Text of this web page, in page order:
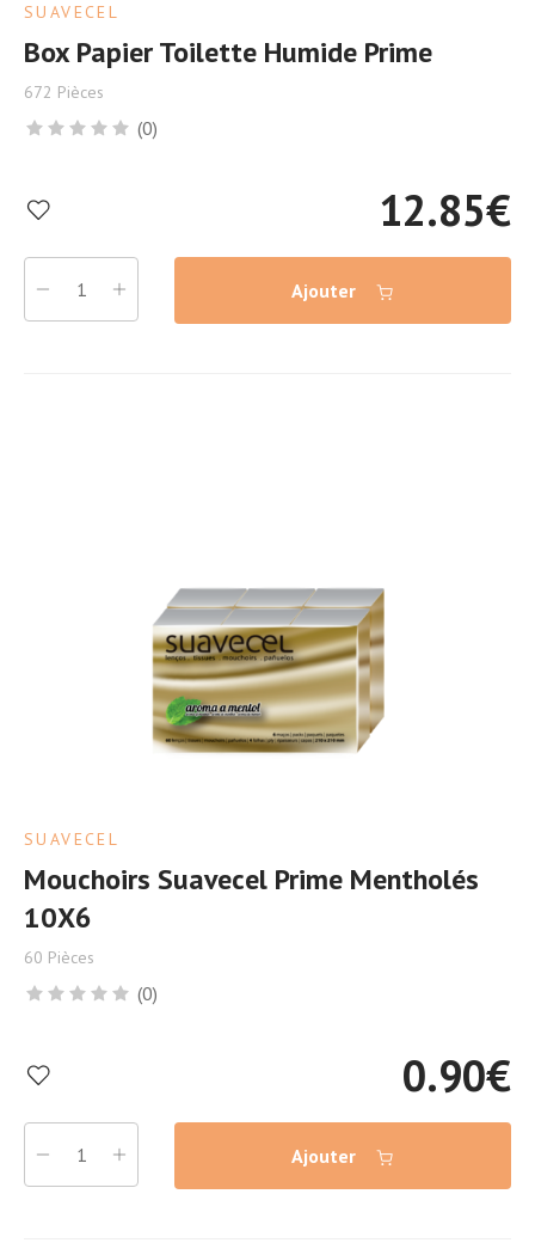
SUAVECEL
Box Papier Toilette Humide Prime
672 Pièces
(0)
12.85€
Ajouter
SUAVECEL
Mouchoirs Suavecel Prime Mentholés
10X6
60 Pièces
(0)
0.90€
Ajouter